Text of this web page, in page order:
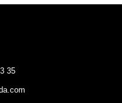
35